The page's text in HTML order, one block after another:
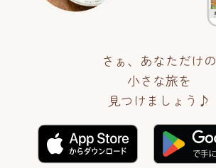
さぁ、あなただけの
小さな旅を
見つけましょう♪